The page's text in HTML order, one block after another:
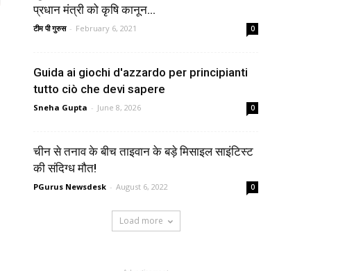
प्रधान मंत्री को कृषि कानून...
टीम पी गुरुस - February 6, 2021 0
Guida ai giochi d'azzardo per principianti
tutto ciò che devi sapere
Sneha Gupta - June 8, 2026 0
चीन से तनाव के बीच ताइवान के बड़े मिसाइल साइंटिस्ट
की संदिग्ध मौत!
PGurus Newsdesk - August 6, 2022 0
Load more